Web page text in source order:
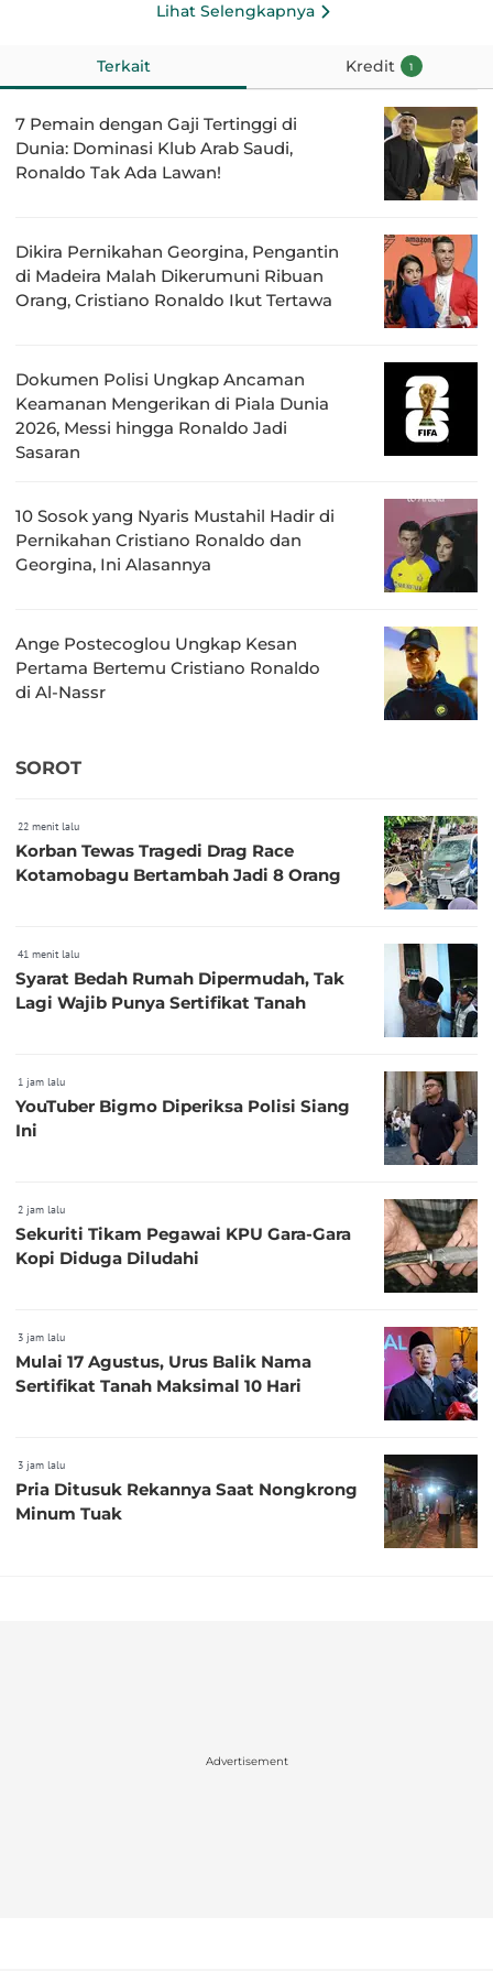
Lihat Selengkapnya
Terkait Kredit 1
7 Pemain dengan Gaji Tertinggi di
Dunia: Dominasi Klub Arab Saudi,
Ronaldo Tak Ada Lawan!
Dikira Pernikahan Georgina, Pengantin
di Madeira Malah Dikerumuni Ribuan
Orang, Cristiano Ronaldo Ikut Tertawa
Dokumen Polisi Ungkap Ancaman
Keamanan Mengerikan di Piala Dunia
2026, Messi hingga Ronaldo Jadi
Sasaran
10 Sosok yang Nyaris Mustahil Hadir di
Pernikahan Cristiano Ronaldo dan
Georgina, Ini Alasannya
Ange Postecoglou Ungkap Kesan
Pertama Bertemu Cristiano Ronaldo
di Al-Nassr
SOROT
22 menit lalu
Korban Tewas Tragedi Drag Race
Kotamobagu Bertambah Jadi 8 Orang
41 menit lalu
Syarat Bedah Rumah Dipermudah, Tak
Lagi Wajib Punya Sertifikat Tanah
1 jam lalu
YouTuber Bigmo Diperiksa Polisi Siang
Ini
2 jam lalu
Sekuriti Tikam Pegawai KPU Gara-Gara
Kopi Diduga Diludahi
3 jam lalu
Mulai 17 Agustus, Urus Balik Nama
Sertifikat Tanah Maksimal 10 Hari
3 jam lalu
Pria Ditusuk Rekannya Saat Nongkrong
Minum Tuak
Advertisement